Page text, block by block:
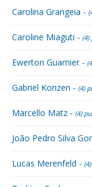
Carolina Grangeia -
Caroline Miaguti - (4)
Ewerton Guarnier -
Gabriel Konzen - (4)
Marcello Matz - (4)
João Pedro Silva
Lucas Merenfeld -